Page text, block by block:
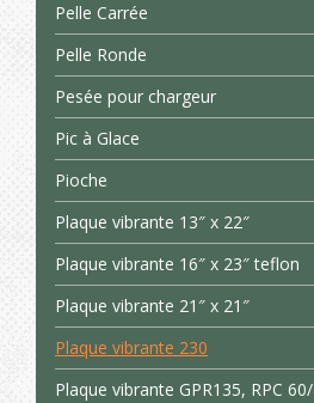
Pelle Carrée
Pelle Ronde
Pesée pour chargeur
Pic à Glace
Pioche
Plaque vibrante 13″ x 22″
Plaque vibrante 16″ x 23″ teflon
Plaque vibrante 21″ x 21″
Plaque vibrante 230
Plaque vibrante GPR135, RPC